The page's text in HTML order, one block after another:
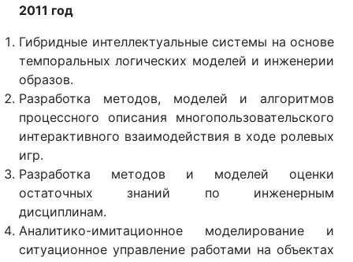
2011 год
Гибридные интеллектуальные системы на основе
темпоральных логических моделей и инженерии
образов.
Разработка методов, моделей и алгоритмов
процессного описания многопользовательского
интерактивного взаимодействия в ходе ролевых
игр.
Разработка методов и моделей оценки
остаточных знаний по инженерным
дисциплинам.
Аналитико-имитационное моделирование и
ситуационное управление работами на объектах